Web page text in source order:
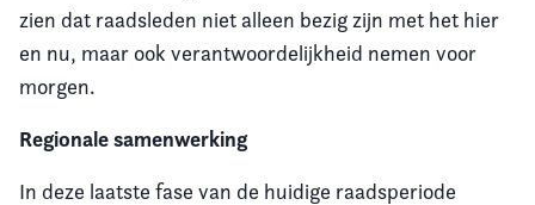
zien dat raadsleden niet alleen bezig zijn met het hier
en nu, maar ook verantwoordelijkheid nemen voor
morgen.
Regionale samenwerking
In deze laatste fase van de huidige raadsperiode